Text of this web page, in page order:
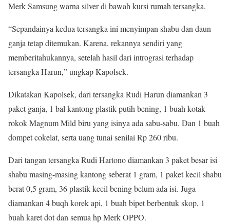
Merk Samsung warna silver di bawah kursi rumah tersangka.
“Sepandainya kedua tersangka ini menyimpan shabu dan daun
ganja tetap ditemukan. Karena, rekannya sendiri yang
memberitahukannya, setelah hasil dari intrograsi terhadap
tersangka Harun,” ungkap Kapolsek.
Dikatakan Kapolsek, dari tersangka Rudi Harun diamankan 3
paket ganja, 1 bal kantong plastik putih bening, 1 buah kotak
rokok Magnum Mild biru yang isinya ada sabu-sabu. Dan 1 buah
dompet cokelat, serta uang tunai senilai Rp 260 ribu.
Dari tangan tersangka Rudi Hartono diamankan 3 paket besar isi
shabu masing-masing kantong seberat 1 gram, 1 paket kecil shabu
berat 0,5 gram, 36 plastik kecil bening belum ada isi. Juga
diamankan 4 buqh korek api, 1 buah bipet berbentuk skop, 1
buah karet dot dan semua hp Merk OPPO.